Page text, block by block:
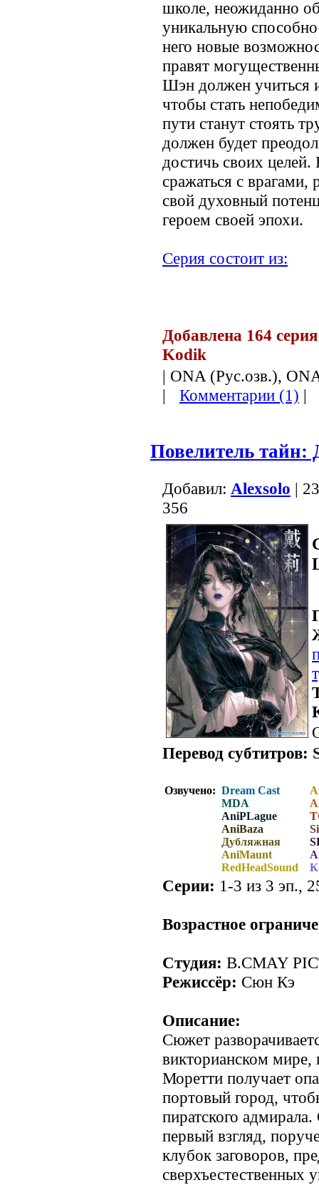
школе, неожиданно
уникальную
него новые
правят
Шэн должен учиться
чтобы стать
пути станут стоять
должен будет
достичь своих
сражаться с врагами,
свой духовный
героем своей эпохи.
Серия состоит из:
Добавлена 164
Kodik
| ONA (Рус.озв.),
|
Комментарии (1) |
Повелитель тайн:
Добавил: Alexsolo |
356
Перевод субтитров:
Озвучено: Dream Cast
MDA
AniPLague
AniBaza
Дубляжная
AniMaunt
RedHeadSound
Серии: 1-3 из 3 эп.,
Возрастное
Студия: B.CMAY
Режиссёр: Сюн Кэ
Описание:
Сюжет
викторианском мире,
Моретти получает
портовый город,
пиратского
первый взгляд,
клубок заговоров,
сверхъестественных